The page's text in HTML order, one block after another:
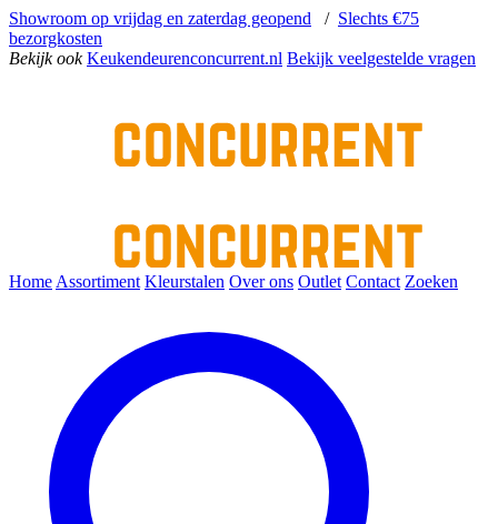
Showroom op vrijdag en zaterdag geopend / Slechts €75
bezorgkosten
Bekijk ook Keukendeurenconcurrent.nl Bekijk veelgestelde vragen
Home Assortiment Kleurstalen Over ons Outlet Contact Zoeken